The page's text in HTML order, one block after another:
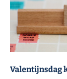
Valentijnsdag